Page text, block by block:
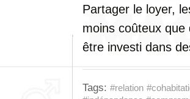
Partager le loyer,
moins coûteux que
être investi dans
Tags: #relation